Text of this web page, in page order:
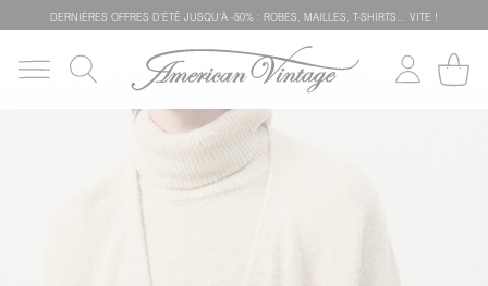
DERNIÈRES OFFRES D'ÉTÊ JUSQU'À -50% : ROBES, MAILLES, T-SHIRTS... VITE !